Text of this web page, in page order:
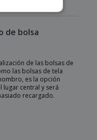
de bolsa
de las bolsas de
las bolsas de tela
es la opción
lugar central y será
recargado.